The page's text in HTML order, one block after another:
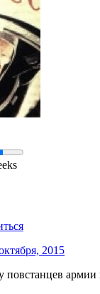
2015
повстанцев